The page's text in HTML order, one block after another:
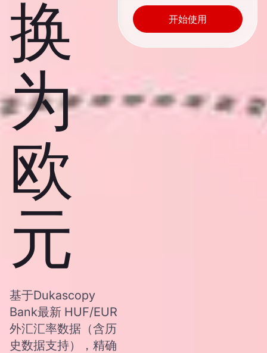
换
为
欧
元
基于Dukascopy
Bank最新 HUF/EUR
外汇汇率数据（含历
史数据支持），精确
开始使用